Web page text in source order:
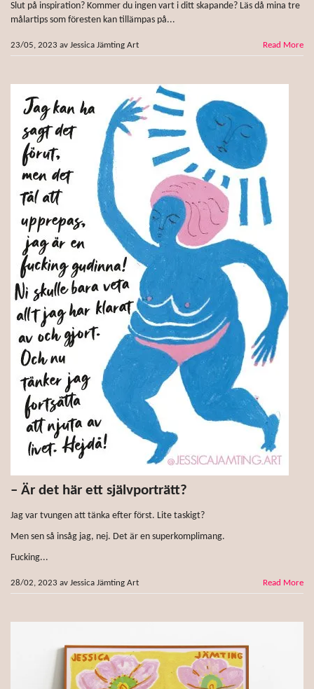
Slut på inspiration? Kommer du ingen vart i ditt skapande? Läs då mina tre
målartips som föresten kan tillämpas på...
23/05, 2023 av Jessica Jämting Art Read More
– Är det här ett självporträtt?
Jag var tvungen att tänka efter först. Lite taskigt?
Men sen så insåg jag, nej. Det är en superkomplimang.
Fucking...
28/02, 2023 av Jessica Jämting Art Read More